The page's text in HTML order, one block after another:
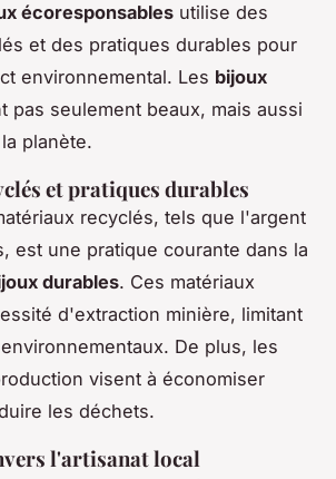
écoresponsables utilise des
et des pratiques durables pour
environnemental. Les bijoux
pas seulement beaux, mais aussi
planète.
et pratiques durables
recyclés, tels que l'argent
est une pratique courante dans la
durables. Ces matériaux
d'extraction minière, limitant
De plus, les
visent à économiser
les déchets.
l'artisanat local